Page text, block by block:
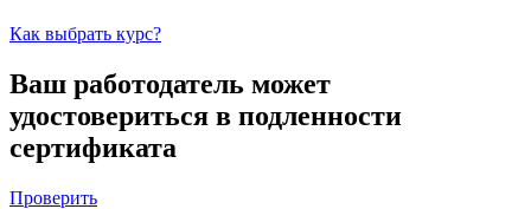
Как выбрать курс?
Ваш работодатель может
удостовериться в подленности
сертификата
Проверить